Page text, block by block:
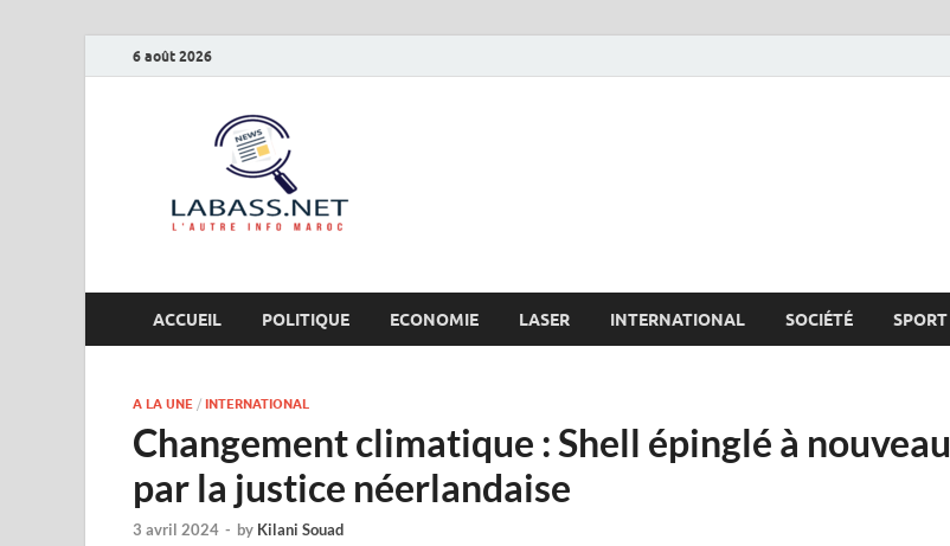
6 août 2026
ACCUEIL POLITIQUE ECONOMIE LASER INTERNATIONAL SOCIÉTÉ SPORT
A LA UNE / INTERNATIONAL
Changement climatique : Shell épinglé à nouveau
par la justice néerlandaise
3 avril 2024 - by Kilani Souad